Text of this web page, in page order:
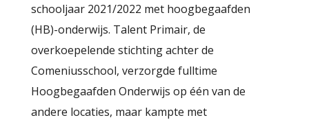
schooljaar 2021/2022 met hoogbegaafden
(HB)-onderwijs. Talent Primair, de
overkoepelende stichting achter de
Comeniusschool, verzorgde fulltime
Hoogbegaafden Onderwijs op één van de
andere locaties, maar kampte met